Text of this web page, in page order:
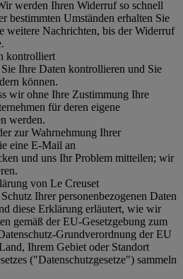
werden Ihren Widerruf so schnell
bestimmten Umständen erhalten Sie
weitere Nachrichten, bis der Widerruf
kontrolliert
Ihre Daten kontrollieren und Sie
können.
wir ohne Ihre Zustimmung Ihre
für deren eigene
werden.
zur Wahrnehmung Ihrer
eine E-Mail an
und uns Ihr Problem mitteilen; wir
von Le Creuset
Ihrer personenbezogenen Daten
diese Erklärung erläutert, wie wir
gemäß der EU-Gesetzgebung zum
Grundverordnung der EU
Ihrem Gebiet oder Standort
("Datenschutzgesetze") sammeln